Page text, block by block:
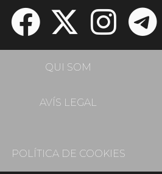
QUI SOM
AVÍS LEGAL
POLÍTICA DE COOKIES